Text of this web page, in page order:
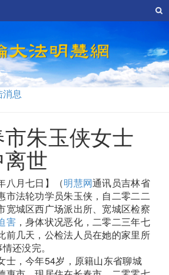
消息
朱玉侠女士
世
八月七日】（明慧网通讯员吉林省
市法轮功学员朱玉侠，自二零二二
宽城区西广场派出所、宽城区检察
害，身体状况恶化，二零二三年七
前几天，公检法人员在她的家里所
还没完。
士，今年54岁，原籍山东省聊城